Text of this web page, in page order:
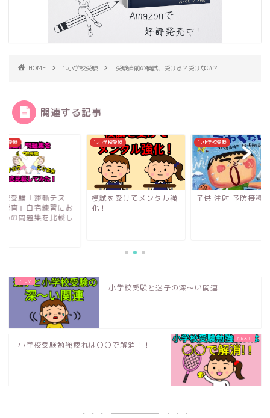
HOME 1.小学校受験 受験直前の模試、受ける？受けない？
関連する記事
校受験
受けてメンタル強
1.小学校受験
子供 注射 予防接種 本
1.小学校受験
小学校受験「運動テ
小学校受験と迷子の深〜い関連
小学校受験勉強疲れは〇〇で解消！！